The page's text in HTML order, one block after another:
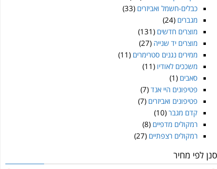
כבלים-חשמל ואביזרים (33)
מגברים (24)
מוצרים חדשים (131)
מוצרים יד שנייה (27)
ממירים נגנים סטרימרים (11)
משככים לאודיו (11)
סאבים (1)
פטיפונים היי אנד (7)
פטיפונים ואביזרים (7)
קדם מגבר (10)
רמקולים מדפיים (8)
רמקולים רצפתיים (27)
סנן לפי מחיר